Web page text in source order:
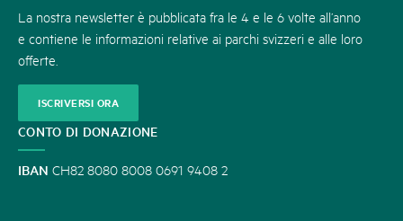
La nostra newsletter è pubblicata fra le 4 e le 6 volte all’anno
e contiene le informazioni relative ai parchi svizzeri e alle loro
offerte.
ISCRIVERSI ORA
CONTO DI DONAZIONE
IBAN CH82 8080 8008 0691 9408 2